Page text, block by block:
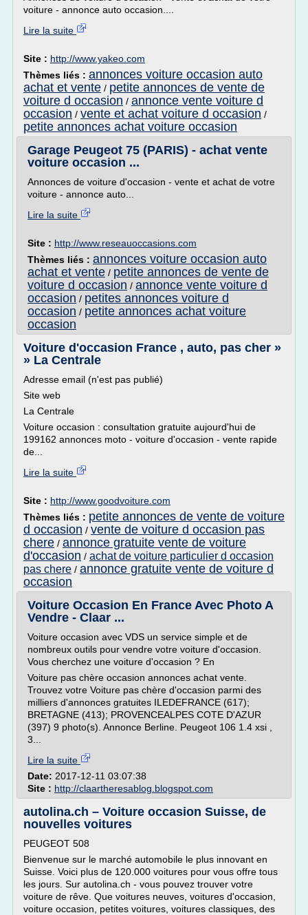
voiture - annonce auto occasion....
Lire la suite
Site : http://www.yakeo.com
Thèmes liés : annonces voiture occasion auto
achat et vente / petite annonces de vente de
voiture d occasion / annonce vente voiture d
occasion / vente et achat voiture d occasion /
petite annonces achat voiture occasion
Garage Peugeot 75 (PARIS) - achat vente
voiture occasion ...
Annonces de voiture d'occasion - vente et achat de votre
voiture - annonce auto...
Lire la suite
Site : http://www.reseauoccasions.com
Thèmes liés : annonces voiture occasion auto
achat et vente / petite annonces de vente de
voiture d occasion / annonce vente voiture d
occasion / petites annonces voiture d
occasion / petite annonces achat voiture
occasion
Voiture d'occasion France , auto, pas cher »
» La Centrale
Adresse email (n'est pas publié)
Site web
La Centrale
Voiture occasion : consultation gratuite aujourd'hui de
199162 annonces moto - voiture d'occasion - vente rapide
de...
Lire la suite
Site : http://www.goodvoiture.com
Thèmes liés : petite annonces de vente de voiture
d occasion / vente de voiture d occasion pas
chere / annonce gratuite vente de voiture
d'occasion / achat de voiture particulier d occasion
pas chere / annonce gratuite vente de voiture d
occasion
Voiture Occasion En France Avec Photo A
Vendre - Claar ...
Voiture occasion avec VDS un service simple et de
nombreux outils pour vendre votre voiture d'occasion.
Vous cherchez une voiture d'occasion ? En
Voiture pas chère occasion annonces achat vente.
Trouvez votre Voiture pas chère d'occasion parmi des
milliers d'annonces gratuites ILEDEFRANCE (617);
BRETAGNE (413); PROVENCEALPES COTE D'AZUR
(397) 9 photo(s). Annonce Berline. Peugeot 106 1.4 xsi ,
3...
Lire la suite
Date: 2017-12-11 03:07:38
Site : http://claartheresablog.blogspot.com
autolina.ch – Voiture occasion Suisse, de
nouvelles voitures
PEUGEOT 508
Bienvenue sur le marché automobile le plus innovant en
Suisse. Voici plus de 120.000 voitures pour vous offre tous
les jours. Sur autolina.ch - vous pouvez trouver votre
voiture de rêve. Que voitures neuves, voitures d'occasion,
voiture occasion, petites voitures, voitures classiques, des